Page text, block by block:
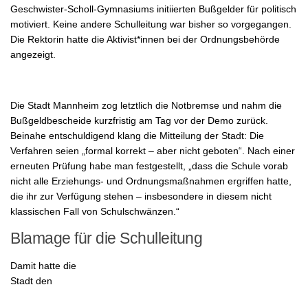
Geschwister-Scholl-Gymnasiums initiierten Bußgelder für politisch
motiviert. Keine andere Schulleitung war bisher so vorgegangen.
Die Rektorin hatte die Aktivist*innen bei der Ordnungsbehörde
angezeigt.
Die Stadt Mannheim zog letztlich die Notbremse und nahm die
Bußgeldbescheide kurzfristig am Tag vor der Demo zurück.
Beinahe entschuldigend klang die Mitteilung der Stadt: Die
Verfahren seien „formal korrekt – aber nicht geboten“. Nach einer
erneuten Prüfung habe man festgestellt, „dass die Schule vorab
nicht alle Erziehungs- und Ordnungsmaßnahmen ergriffen hatte,
die ihr zur Verfügung stehen – insbesondere in diesem nicht
klassischen Fall von Schulschwänzen.“
Blamage für die Schulleitung
Damit hatte die
Stadt den